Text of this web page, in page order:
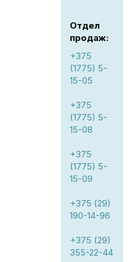
Отдел
продаж:
+375
(1775) 5-
15-05
+375
(1775) 5-
15-08
+375
(1775) 5-
15-09
+375 (29)
190-14-96
+375 (29)
355-22-44